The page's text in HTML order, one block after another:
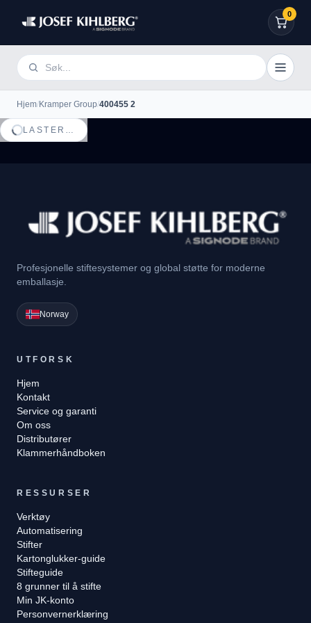
0
Hjem/Kramper Group/400455 2
LASTER…
Profesjonelle stiftesystemer og global støtte for moderne
emballasje.
Norway
UTFORSK
Hjem
Kontakt
Service og garanti
Om oss
Distributører
Klammerhåndboken
RESSURSER
Verktøy
Automatisering
Stifter
Kartonglukker-guide
Stifteguide
8 grunner til å stifte
Min JK-konto
Personvernerklæring